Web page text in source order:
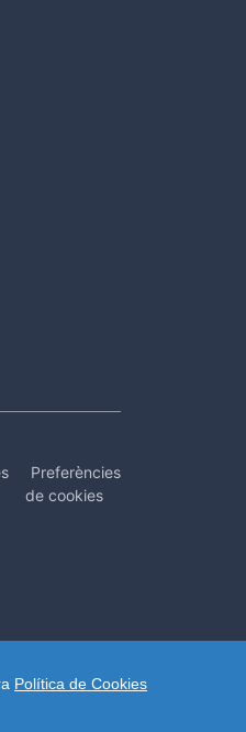
Política de Cookies
Preferències
de cookies